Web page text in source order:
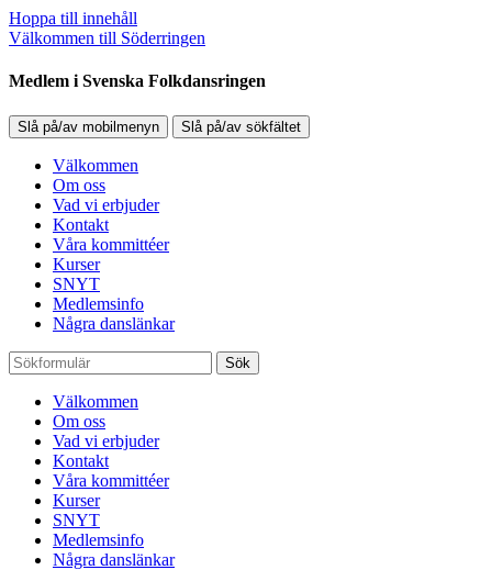
Hoppa till innehåll
Välkommen till Söderringen
Medlem i Svenska Folkdansringen
Slå på/av mobilmenyn Slå på/av sökfältet
Välkommen
Om oss
Vad vi erbjuder
Kontakt
Våra kommittéer
Kurser
SNYT
Medlemsinfo
Några danslänkar
Sök
Välkommen
Om oss
Vad vi erbjuder
Kontakt
Våra kommittéer
Kurser
SNYT
Medlemsinfo
Några danslänkar